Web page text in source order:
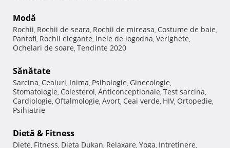
Modă
Rochii Rochii de seara Rochii de mireasa Costume de baie
Pantofi Rochii elegante Inele de logodna Verighete
Ochelari de soare Tendinte 2020
Sănătate
Sarcina Ceaiuri Inima Psihologie Ginecologie
Stomatologie Colesterol Anticonceptionale Test sarcina
Cardiologie Oftalmologie Avort Ceai verde HIV, Ortopedie
Psihiatrie
Dietă & Fitness
Diete Fitness Dieta Dukan Relaxare Yoga Intretinere